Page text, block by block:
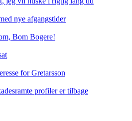
nye afgangstider
Bom Bogere!
for Gretarsson
profiler er tilbage